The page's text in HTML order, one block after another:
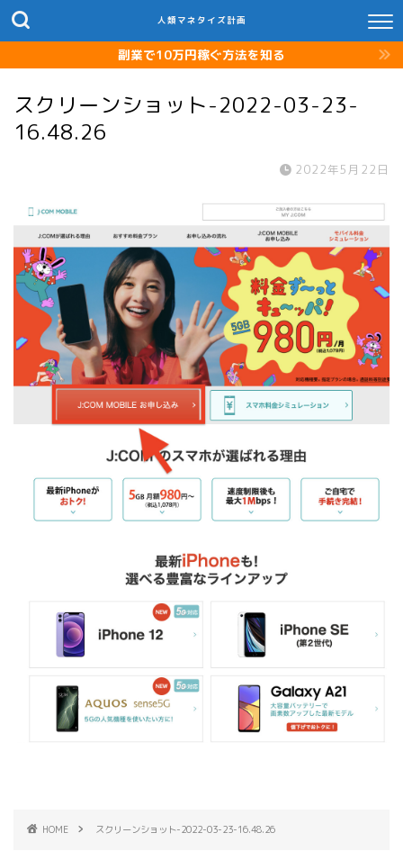
人類マネタイズ計画
副業で10万円稼ぐ方法を知る
スクリーンショット-2022-03-23-
16.48.26
2022年5月22日
HOME スクリーンショット-2022-03-23-16.48.26